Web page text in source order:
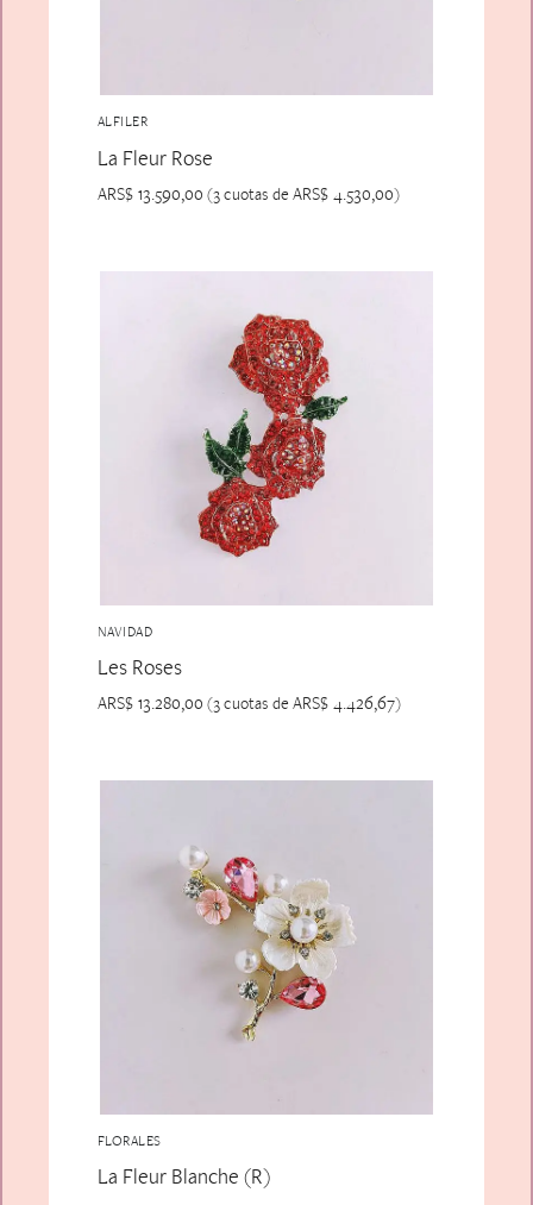
ALFILER
La Fleur Rose
ARS$13.590,00 (3 cuotas de ARS$4.530,00)
NAVIDAD
Les Roses
ARS$13.280,00 (3 cuotas de ARS$4.426,67)
FLORALES
La Fleur Blanche (R)